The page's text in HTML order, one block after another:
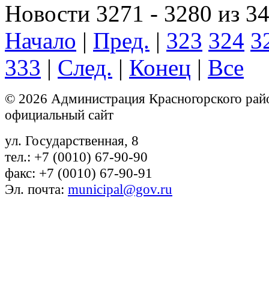
Новости 3271 - 3280 из
Начало | Пред. | 323 324
333 | След. | Конец | Все
© 2026 Администрация Красногорского
официальный сайт
ул. Государственная, 8
тел.: +7 (0010) 67-90-90
факс: +7 (0010) 67-90-91
Эл. почта: municipal@gov.ru